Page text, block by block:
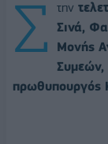
Σ την
Σινά,
Μονής
Συμεών,
πρωθυπουργός